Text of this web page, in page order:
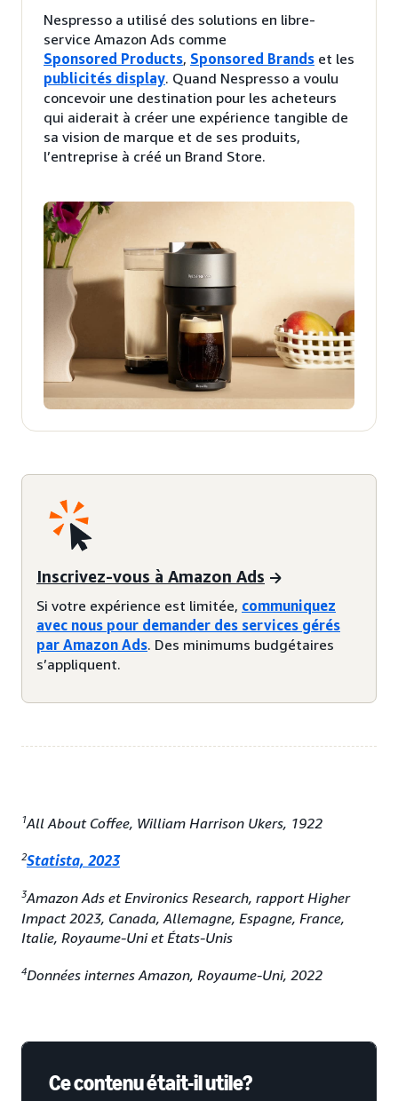
Nespresso a utilisé des solutions en libre-
service Amazon Ads comme
Sponsored Products, Sponsored Brands et les
publicités display. Quand Nespresso a voulu
concevoir une destination pour les acheteurs
qui aiderait à créer une expérience tangible de
sa vision de marque et de ses produits,
l’entreprise à créé un Brand Store.
Inscrivez-vous à Amazon Ads
Si votre expérience est limitée, communiquez
avec nous pour demander des services gérés
par Amazon Ads. Des minimums budgétaires
s’appliquent.
1All About Coffee, William Harrison Ukers, 1922
2Statista, 2023
3Amazon Ads et Environics Research, rapport Higher
Impact 2023, Canada, Allemagne, Espagne, France,
Italie, Royaume-Uni et États-Unis
4Données internes Amazon, Royaume-Uni, 2022
Ce contenu était-il utile?